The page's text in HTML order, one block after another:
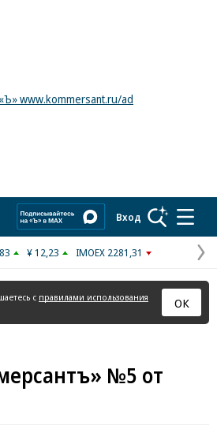
www.kommersant.ru/ad
Вход
¥ 12,23 IMOEX 2281,31
с правилами использования
ОК
№5 от